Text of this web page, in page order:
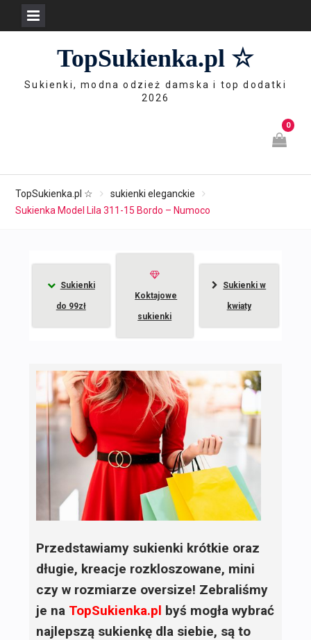
TopSukienka.pl ☆
Sukienki, modna odzież damska i top dodatki
2026
0
TopSukienka.pl ☆
sukienki eleganckie
Sukienka Model Lila 311-15 Bordo – Numoco
Sukienki
do 99zł
Koktajowe
sukienki
Sukienki w
kwiaty
Przedstawiamy sukienki krótkie oraz
długie, kreacje rozkloszowane, mini
czy w rozmiarze oversize! Zebraliśmy
je na TopSukienka.pl byś mogła wybrać
najlepszą sukienkę dla siebie, są to